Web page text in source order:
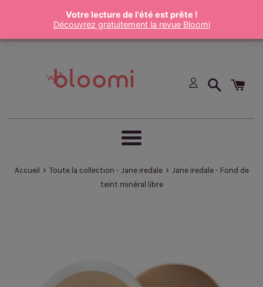
Passer
Menu
Accueil › Toute la collection - Jane iredale › Jane iredale - Fond de
teint minéral libre